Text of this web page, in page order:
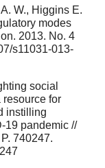
W., Higgins E.
modes
2013. No. 4
s11031-013-
social
for
instilling
19 pandemic //
740247.